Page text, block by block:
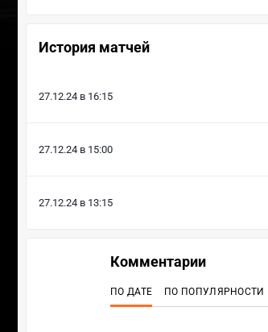
История матчей
27.12.24 в 16:15
27.12.24 в 15:00
27.12.24 в 13:15
Комментарии
ПО ДАТЕ ПО ПОПУЛЯРНОСТИ